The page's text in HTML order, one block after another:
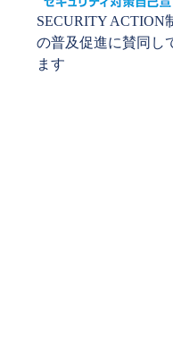
SECURITY ACTION
の普及促進に賛同し
ます